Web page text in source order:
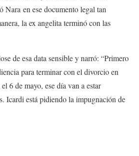
Nara en ese documento legal tan
la ex angelita terminó con las
de esa data sensible y narró: “Primero
para terminar con el divorcio en
6 de mayo, ese día van a estar
Icardi está pidiendo la impugnación de